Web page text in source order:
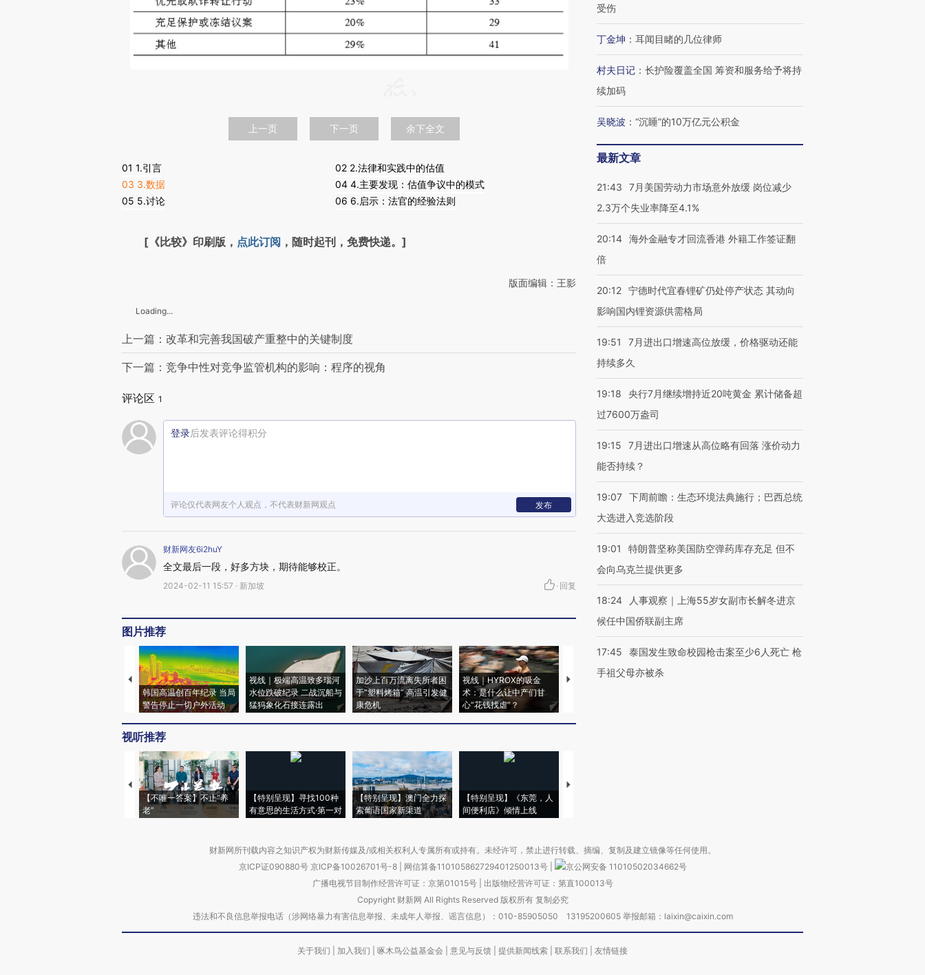
上一页 下一页 余下全文
01 1.引言
02 2.法律和实践中的估值
03 3.数据
04 4.主要发现：估值争议中的模式
05 5.讨论
06 6.启示：法官的经验法则
[《比较》印刷版， 点此订阅 ，随时起刊，免费快递。]
版面编辑：王影
Loading...
上一篇：改革和完善我国破产重整中的关键制度
下一篇：竞争中性对竞争监管机构的影响：程序的视角
评论区 1
登录后发表评论得积分
评论仅代表网友个人观点，不代表财新网观点 发布
财新网友6i2huY
全文最后一段，好多方块，期待能够校正。
2024-02-11 15:57 · 新加坡 · 回复
图片推荐
韩国高温创百年纪录 当局
警告停止一切户外活动
视线｜极端高温致多瑙河
水位跌破纪录 二战沉船与
猛犸象化石接连露出
加沙上百万流离失所者困
于“塑料烤箱” 高温引发健
康危机
视线｜HYROX的吸金
术：是什么让中产们甘
心“花钱找虐”？
马航飞行员跨国走私7万
视听推荐
【不唯一答案】不止“养
老”
【特别呈现】寻找100种
有意思的生活方式·第一对
【特别呈现】澳门全力探
索葡语国家新渠道
【特别呈现】《东莞，人
间便利店》倾情上线
【推广】走进第四届链博
受伤
丁金坤 ： 耳闻目睹的几位律师
村夫日记 ： 长护险覆盖全国 筹资和服务给予将持
续加码
吴晓波 ： “沉睡”的10万亿元公积金
最新文章
21:43
7月美国劳动力市场意外放缓 岗位减少
2.3万个失业率降至4.1%
20:14 海外金融专才回流香港 外籍工作签证翻
倍
20:12 宁德时代宜春锂矿仍处停产状态 其动向
影响国内锂资源供需格局
19:51
7月进出口增速高位放缓，价格驱动还能
持续多久
19:18
央行7月继续增持近20吨黄金 累计储备超
过7600万盎司
19:15
7月进出口增速从高位略有回落 涨价动力
能否持续？
19:07 下周前瞻：生态环境法典施行；巴西总统
大选进入竞选阶段
19:01
特朗普坚称美国防空弹药库存充足 但不
会向乌克兰提供更多
18:24
人事观察｜上海55岁女副市长解冬进京
候任中国侨联副主席
17:45
泰国发生致命校园枪击案至少6人死亡 枪
手祖父母亦被杀
财新网所刊载内容之知识产权为财新传媒及/或相关权利人专属所有或持有。未经许可，禁止进行转载、摘编、复制及建立镜像等任何使用。
京ICP证090880号 京ICP备10026701号-8 网信算备110105862729401250013号
京公网安备 11010502034662号
广播电视节目制作经营许可证：京第01015号| 出版物经营许可证：第直100013号
Copyright 财新网 All Rights Reserved 版权所有 复制必究
违法和不良信息举报电话（涉网络暴力有害信息举报、未成年人举报、谣言信息）：010-85905050 13195200605 举报邮箱：laixin@caixin.com
关于我们 加入我们 啄木鸟公益基金会 意见与反馈 提供新闻线索 联系我们 友情链接